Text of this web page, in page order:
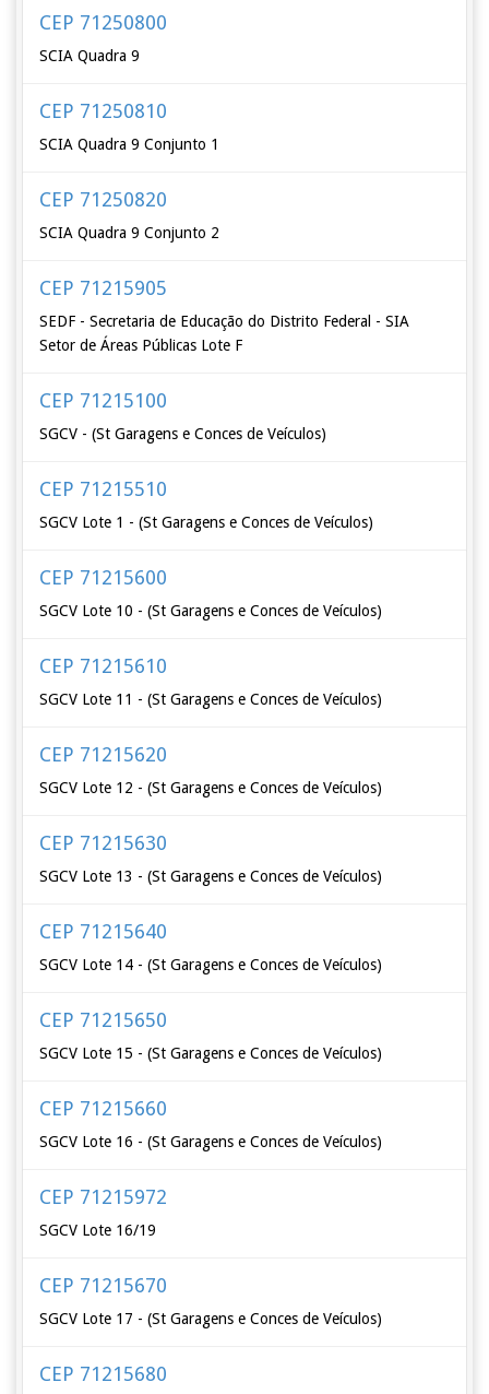
CEP 71250800
SCIA Quadra 9
CEP 71250810
SCIA Quadra 9 Conjunto 1
CEP 71250820
SCIA Quadra 9 Conjunto 2
CEP 71215905
SEDF - Secretaria de Educação do Distrito Federal - SIA
Setor de Áreas Públicas Lote F
CEP 71215100
SGCV - (St Garagens e Conces de Veículos)
CEP 71215510
SGCV Lote 1 - (St Garagens e Conces de Veículos)
CEP 71215600
SGCV Lote 10 - (St Garagens e Conces de Veículos)
CEP 71215610
SGCV Lote 11 - (St Garagens e Conces de Veículos)
CEP 71215620
SGCV Lote 12 - (St Garagens e Conces de Veículos)
CEP 71215630
SGCV Lote 13 - (St Garagens e Conces de Veículos)
CEP 71215640
SGCV Lote 14 - (St Garagens e Conces de Veículos)
CEP 71215650
SGCV Lote 15 - (St Garagens e Conces de Veículos)
CEP 71215660
SGCV Lote 16 - (St Garagens e Conces de Veículos)
CEP 71215972
SGCV Lote 16/19
CEP 71215670
SGCV Lote 17 - (St Garagens e Conces de Veículos)
CEP 71215680